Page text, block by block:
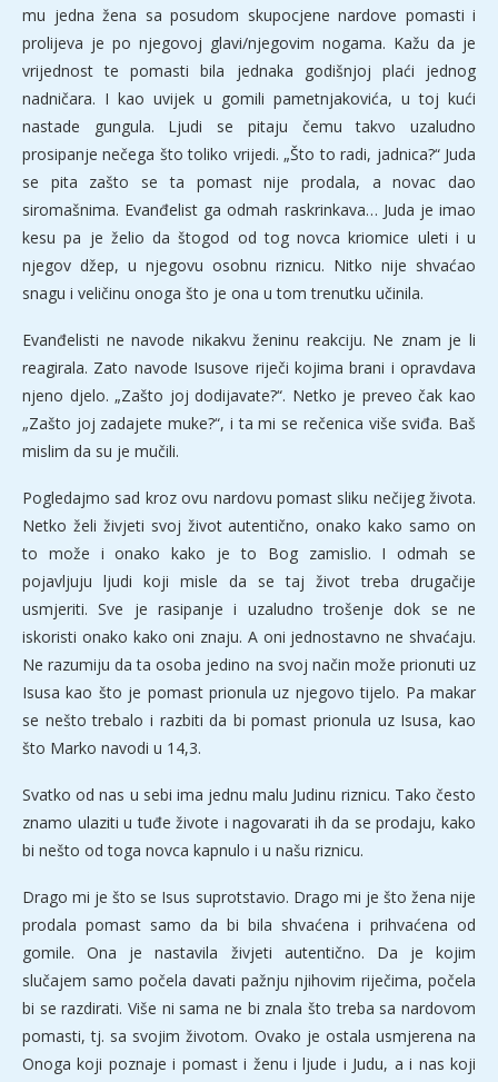
mu jedna žena sa posudom skupocjene nardove pomasti i
prolijeva je po njegovoj glavi/njegovim nogama. Kažu da je
vrijednost te pomasti bila jednaka godišnjoj plaći jednog
nadničara. I kao uvijek u gomili pametnjakovića, u toj kući
nastade gungula. Ljudi se pitaju čemu takvo uzaludno
prosipanje nečega što toliko vrijedi. „Što to radi, jadnica?“ Juda
se pita zašto se ta pomast nije prodala, a novac dao
siromašnima. Evanđelist ga odmah raskrinkava… Juda je imao
kesu pa je želio da štogod od tog novca kriomice uleti i u
njegov džep, u njegovu osobnu riznicu. Nitko nije shvaćao
snagu i veličinu onoga što je ona u tom trenutku učinila.
Evanđelisti ne navode nikakvu ženinu reakciju. Ne znam je li
reagirala. Zato navode Isusove riječi kojima brani i opravdava
njeno djelo. „Zašto joj dodijavate?“. Netko je preveo čak kao
„Zašto joj zadajete muke?“, i ta mi se rečenica više sviđa. Baš
mislim da su je mučili.
Pogledajmo sad kroz ovu nardovu pomast sliku nečijeg života.
Netko želi živjeti svoj život autentično, onako kako samo on
to može i onako kako je to Bog zamislio. I odmah se
pojavljuju ljudi koji misle da se taj život treba drugačije
usmjeriti. Sve je rasipanje i uzaludno trošenje dok se ne
iskoristi onako kako oni znaju. A oni jednostavno ne shvaćaju.
Ne razumiju da ta osoba jedino na svoj način može prionuti uz
Isusa kao što je pomast prionula uz njegovo tijelo. Pa makar
se nešto trebalo i razbiti da bi pomast prionula uz Isusa, kao
što Marko navodi u 14,3.
Svatko od nas u sebi ima jednu malu Judinu riznicu. Tako često
znamo ulaziti u tuđe živote i nagovarati ih da se prodaju, kako
bi nešto od toga novca kapnulo i u našu riznicu.
Drago mi je što se Isus suprotstavio. Drago mi je što žena nije
prodala pomast samo da bi bila shvaćena i prihvaćena od
gomile. Ona je nastavila živjeti autentično. Da je kojim
slučajem samo počela davati pažnju njihovim riječima, počela
bi se razdirati. Više ni sama ne bi znala što treba sa nardovom
pomasti, tj. sa svojim životom. Ovako je ostala usmjerena na
Onoga koji poznaje i pomast i ženu i ljude i Judu, a i nas koji